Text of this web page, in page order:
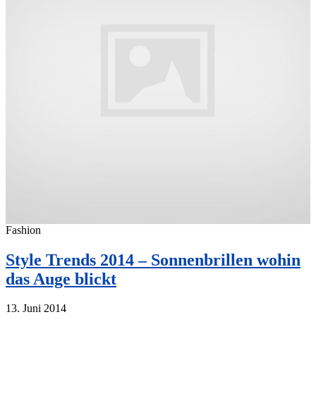
Fashion
Style Trends 2014 – Sonnenbrillen wohin
das Auge blickt
13. Juni 2014